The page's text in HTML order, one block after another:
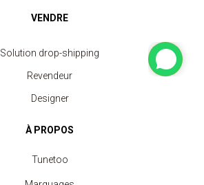
VENDRE
Solution drop-shipping
Revendeur
Designer
À PROPOS
Tunetoo